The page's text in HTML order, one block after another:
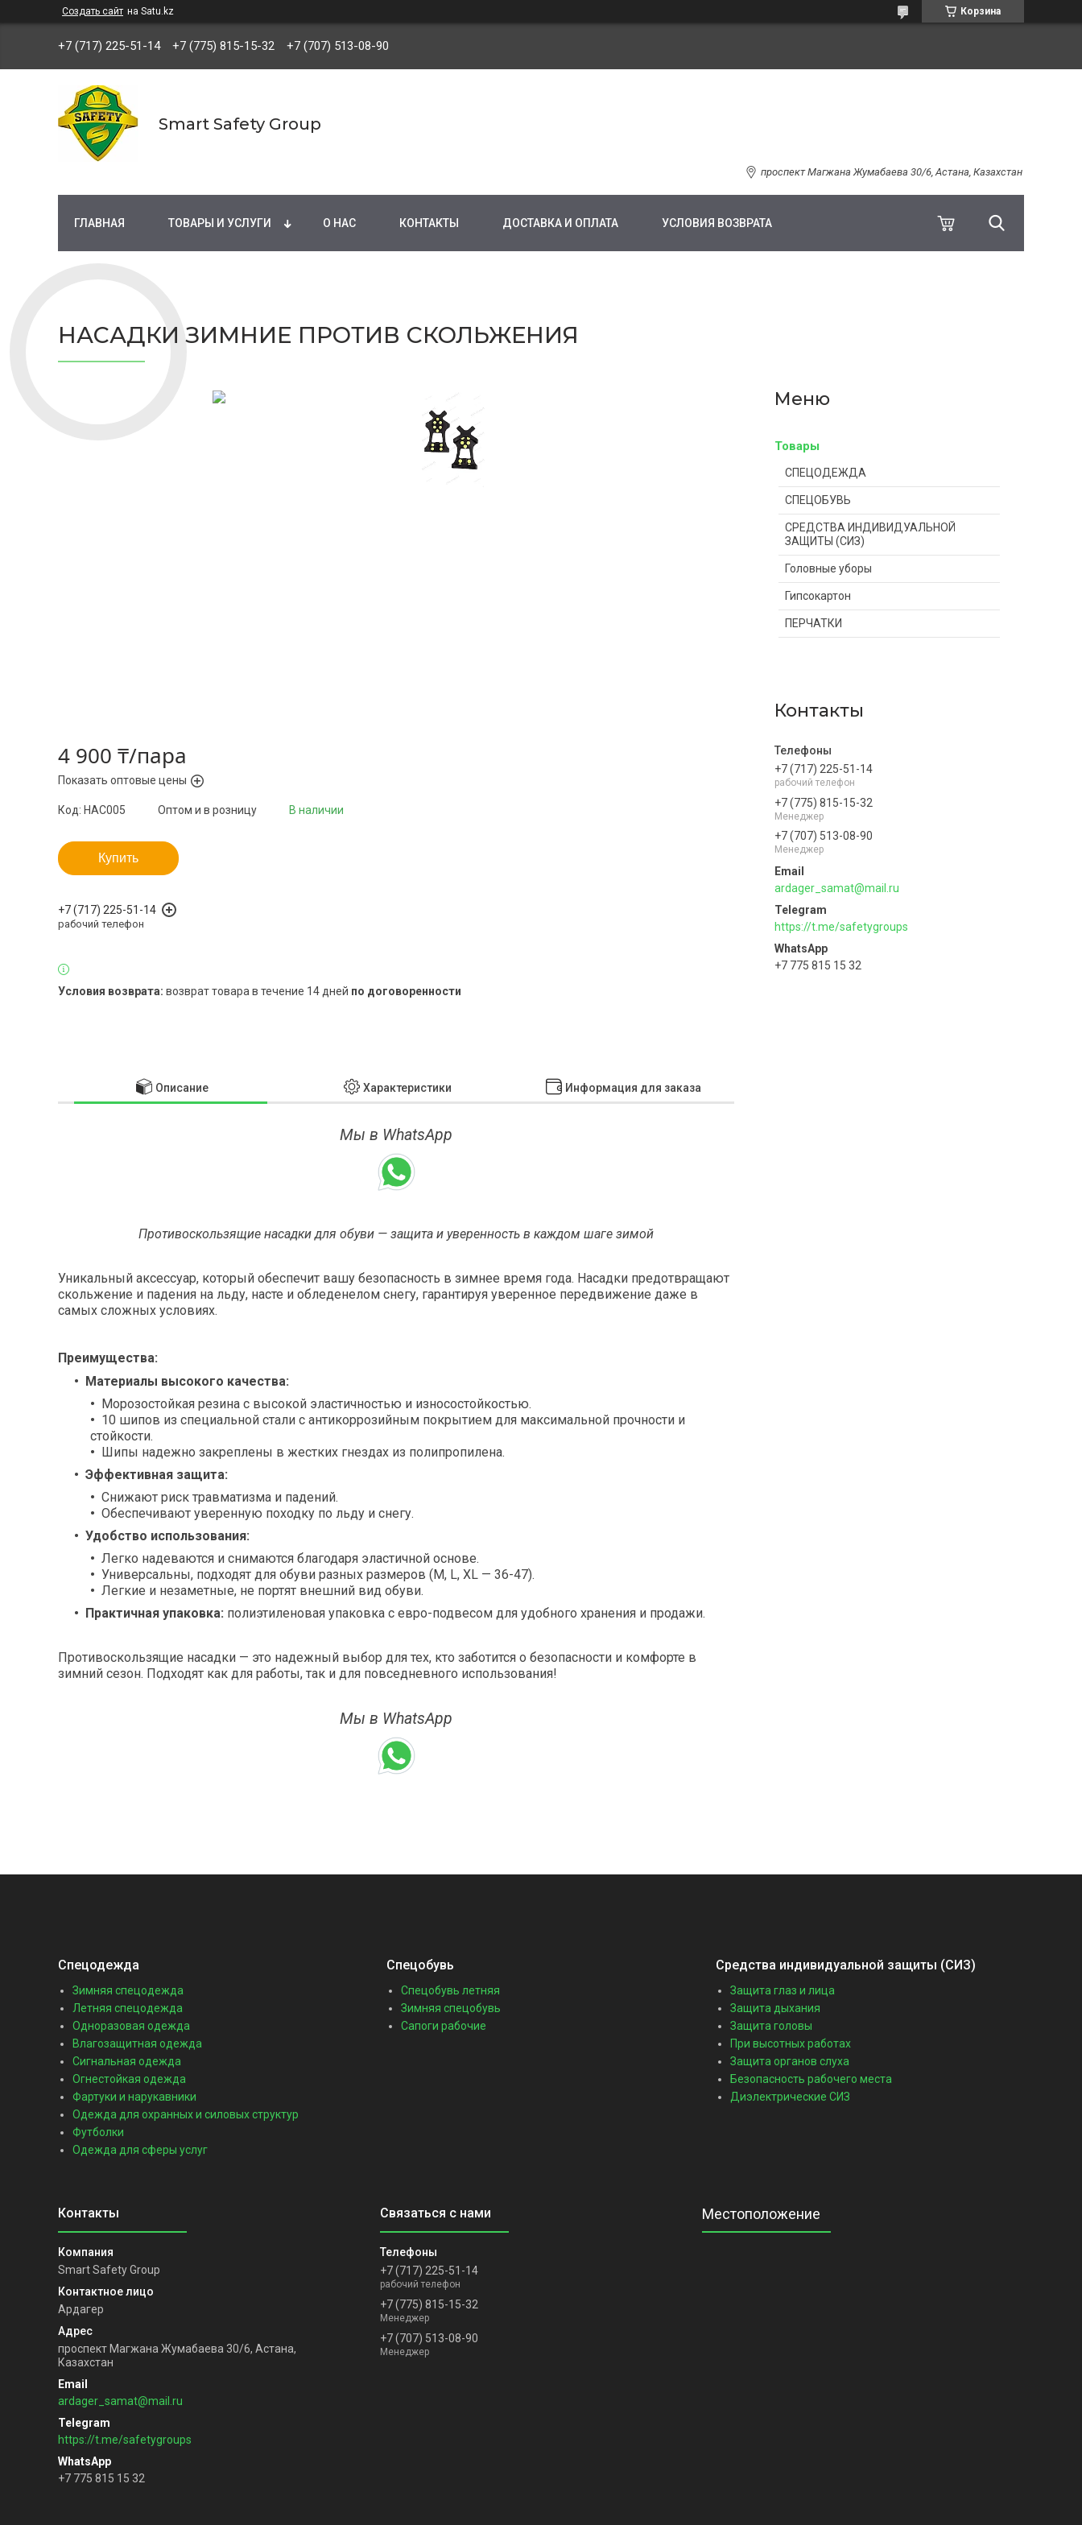
Создать сайт на Satu.kz Корзина
+7 (717) 225-51-14 +7 (775) 815-15-32 +7 (707) 513-08-90
Smart Safety Group
проспект Магжана Жумабаева 30/6, Астана, Казахстан
ГЛАВНАЯ ТОВАРЫ И УСЛУГИ О НАС КОНТАКТЫ ДОСТАВКА И ОПЛАТА УСЛОВИЯ ВОЗВРАТА
НАСАДКИ ЗИМНИЕ ПРОТИВ СКОЛЬЖЕНИЯ
Товары
СПЕЦОДЕЖДА
СПЕЦОБУВЬ
СРЕДСТВА ИНДИВИДУАЛЬНОЙ
ЗАЩИТЫ (СИЗ)
Головные уборы
Гипсокартон
ПЕРЧАТКИ
Контакты
+7 (717) 225-51-14
рабочий телефон
+7 (775) 815-15-32
Менеджер
+7 (707) 513-08-90
Менеджер
ardager_samat@mail.ru
https://t.me/safetygroups
+7 775 815 15 32
4 900 ₸/пара
Показать оптовые цены
В наличии
Оптом и в розницу
Код: НАС005
Купить
+7 (717) 225-51-14
рабочий телефон
возврат товара в течение 14 дней по договоренности
Описание Характеристики Информация для заказа
Мы в WhatsApp
Противоскользящие насадки для обуви — защита и уверенность в каждом шаге зимой
Уникальный аксессуар, который обеспечит вашу безопасность в зимнее время года. Насадки предотвращают
скольжение и падения на льду, насте и обледенелом снегу, гарантируя уверенное передвижение даже в
самых сложных условиях.
Преимущества:
Материалы высокого качества:
Морозостойкая резина с высокой эластичностью и износостойкостью.
10 шипов из специальной стали с антикоррозийным покрытием для максимальной прочности и
стойкости.
Шипы надежно закреплены в жестких гнездах из полипропилена.
Эффективная защита:
Снижают риск травматизма и падений.
Обеспечивают уверенную походку по льду и снегу.
Удобство использования:
Легко надеваются и снимаются благодаря эластичной основе.
Универсальны, подходят для обуви разных размеров (M, L, XL — 36-47).
Легкие и незаметные, не портят внешний вид обуви.
Практичная упаковка: полиэтиленовая упаковка с евро-подвесом для удобного хранения и продажи.
Противоскользящие насадки — это надежный выбор для тех, кто заботится о безопасности и комфорте в
зимний сезон. Подходят как для работы, так и для повседневного использования!
Мы в WhatsApp
Спецодежда
Зимняя спецодежда
Летняя спецодежда
Одноразовая одежда
Влагозащитная одежда
Сигнальная одежда
Огнестойкая одежда
Фартуки и нарукавники
Одежда для охранных и силовых структур
Футболки
Одежда для сферы услуг
Спецобувь
Спецобувь летняя
Зимняя спецобувь
Сапоги рабочие
Средства индивидуальной защиты (СИЗ)
Защита глаз и лица
Защита дыхания
Защита головы
При высотных работах
Защита органов слуха
Безопасность рабочего места
Диэлектрические СИЗ
Smart Safety Group
Ардагер
проспект Магжана Жумабаева 30/6, Астана,
Казахстан
ardager_samat@mail.ru
https://t.me/safetygroups
+7 775 815 15 32
+7 (717) 225-51-14
рабочий телефон
+7 (775) 815-15-32
Менеджер
+7 (707) 513-08-90
Менеджер